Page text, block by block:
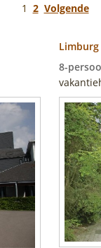
1 2 Volgende
8-